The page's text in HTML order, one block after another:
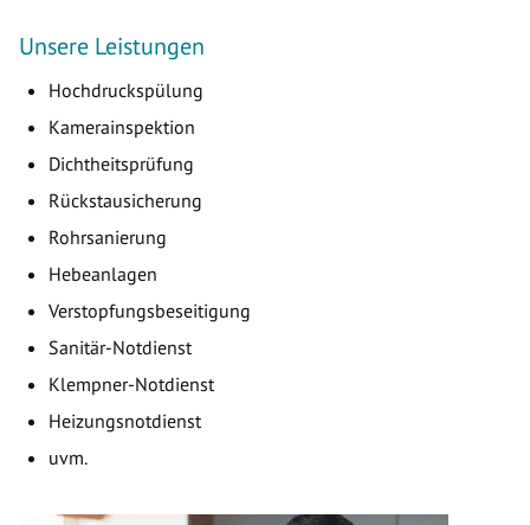
Unsere Leistungen
Hochdruckspülung
Kamerainspektion
Dichtheitsprüfung
Rückstausicherung
Rohrsanierung
Hebeanlagen
Verstopfungsbeseitigung
Sanitär-Notdienst
Klempner-Notdienst
Heizungsnotdienst
uvm.